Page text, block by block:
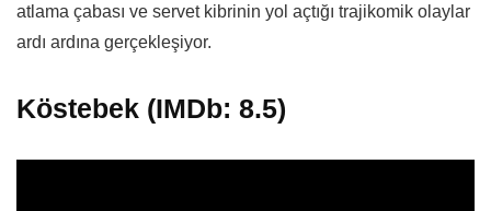
atlama çabası ve servet kibrinin yol açtığı trajikomik olaylar
ardı ardına gerçekleşiyor.
Köstebek (IMDb: 8.5)